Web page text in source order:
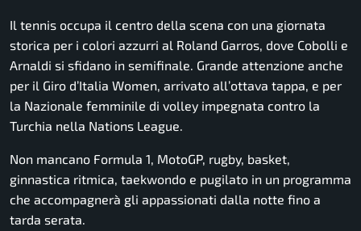
Il tennis occupa il centro della scena con una giornata
storica per i colori azzurri al Roland Garros, dove Cobolli e
Arnaldi si sfidano in semifinale. Grande attenzione anche
per il Giro d’Italia Women, arrivato all’ottava tappa, e per
la Nazionale femminile di volley impegnata contro la
Turchia nella Nations League.
Non mancano Formula 1, MotoGP, rugby, basket,
ginnastica ritmica, taekwondo e pugilato in un programma
che accompagnerà gli appassionati dalla notte fino a
tarda serata.